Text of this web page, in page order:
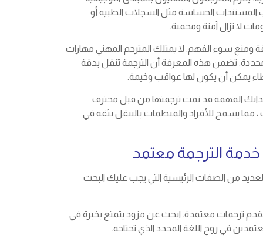
المستندات الحساسة مثل السجلات الطبية أو
لا تزال آمنة ومحمية.
ومنع سوء الفهم. لا يمتلك المترجم المهني مهارات
تضمن هذه المعرفة أن الترجمة تنقل بدقة
يمكن أن يكون لها عواقب وخيمة.
المهمة قد تمت ترجمتها من قبل محترف
مما يسمح للأفراد والمنظمات بالتنقل بثقة في
الترجمة معتمد
من الصفات الرئيسية التي يجب عليك البحث
ترجمات معتمدة. ابحث عن مزود يتمتع بخبرة في
في زوج اللغة المحدد الذي تحتاجه.